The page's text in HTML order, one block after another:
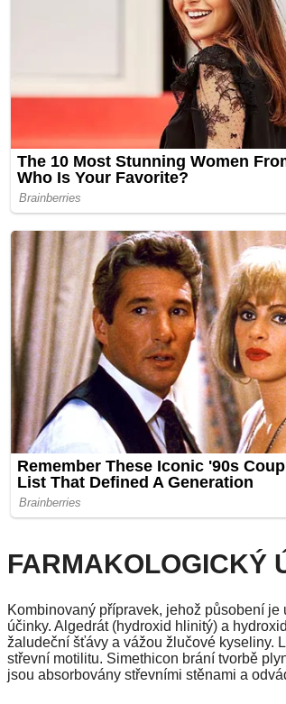
FARMAKOLOGICKÝ
Kombinovaný přípravek, jehož působení
účinky. Algedrát (hydroxid hlinitý) a
žaludeční šťávy a vážou žlučové kyseliny.
střevní motilitu. Simethicon brání tvorbě
jsou absorbovány střevními stěnami a